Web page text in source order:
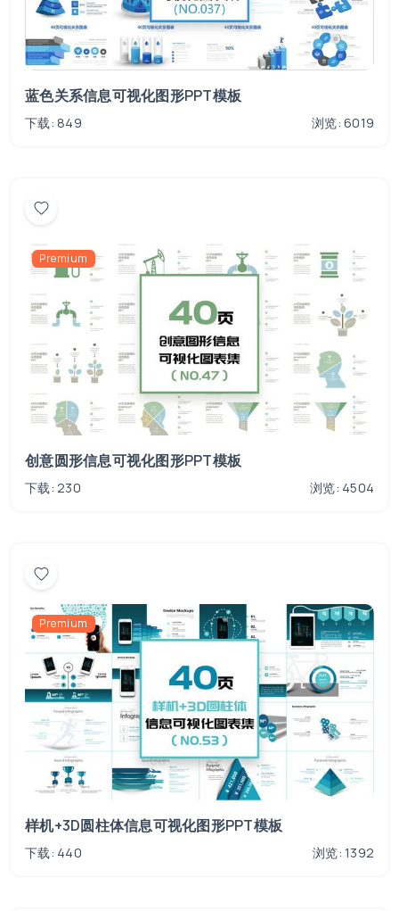
蓝色关系信息可视化图形PPT模板
下载: 849 浏览: 6019
Premium
创意圆形信息可视化图形PPT模板
下载: 230 浏览: 4504
Premium
样机+3D圆柱体信息可视化图形PPT模板
下载: 440 浏览: 1392